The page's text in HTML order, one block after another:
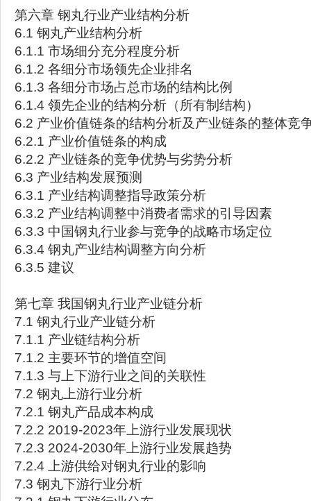
第六章 钢丸行业产业结构分析
6.1 钢丸产业结构分析
6.1.1 市场细分充分程度分析
6.1.2 各细分市场领先企业排名
6.1.3 各细分市场占总市场的结构比例
6.1.4 领先企业的结构分析（所有制结构）
6.2 产业价值链条的结构分析及产业链条的整体竞
6.2.1 产业价值链条的构成
6.2.2 产业链条的竞争优势与劣势分析
6.3 产业结构发展预测
6.3.1 产业结构调整指导政策分析
6.3.2 产业结构调整中消费者需求的引导因素
6.3.3 中国钢丸行业参与竞争的战略市场定位
6.3.4 钢丸产业结构调整方向分析
6.3.5 建议
第七章 我国钢丸行业产业链分析
7.1 钢丸行业产业链分析
7.1.1 产业链结构分析
7.1.2 主要环节的增值空间
7.1.3 与上下游行业之间的关联性
7.2 钢丸上游行业分析
7.2.1 钢丸产品成本构成
7.2.2 2019-2023年上游行业发展现状
7.2.3 2024-2030年上游行业发展趋势
7.2.4 上游供给对钢丸行业的影响
7.3 钢丸下游行业分析